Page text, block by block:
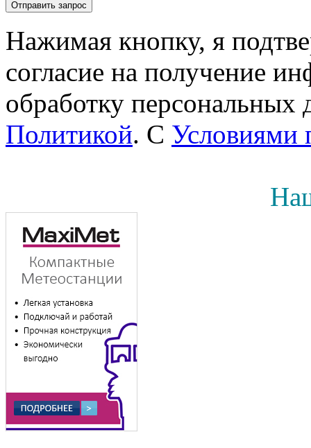
Нажимая кнопку, я
согласие на получение
обработку персональных
Политикой. С Условиями